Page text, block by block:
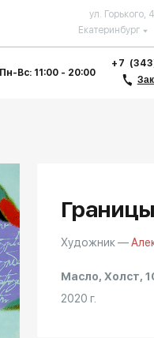
Екатеринбург
ул. Горького,
Пн-Вс: 11:00 - 20:00
+7
Художник —
Масло, Холст,
2020 г.